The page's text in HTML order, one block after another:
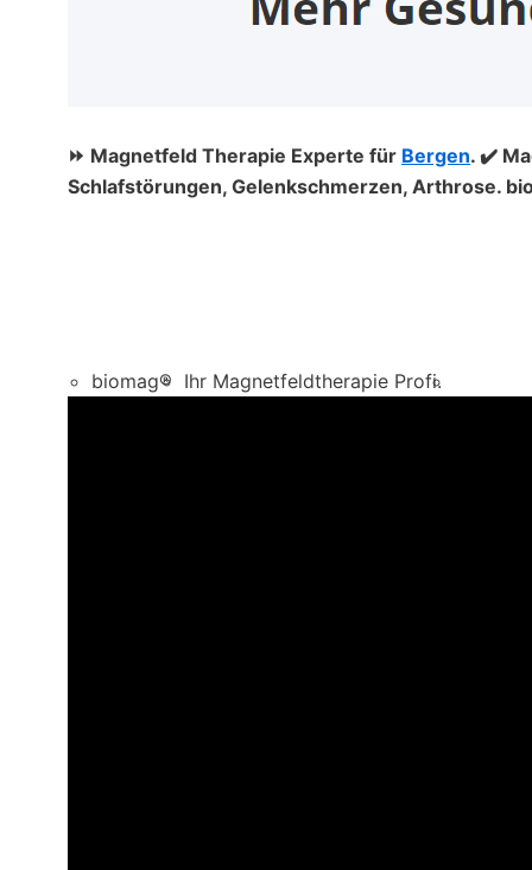
⏩ Magnetfeld Therapie Experte für Bergen. ✔️
Schlafstörungen, Gelenkschmerzen, Arthrose.
biomag® Ihr Magnetfeldtherapie Profi.